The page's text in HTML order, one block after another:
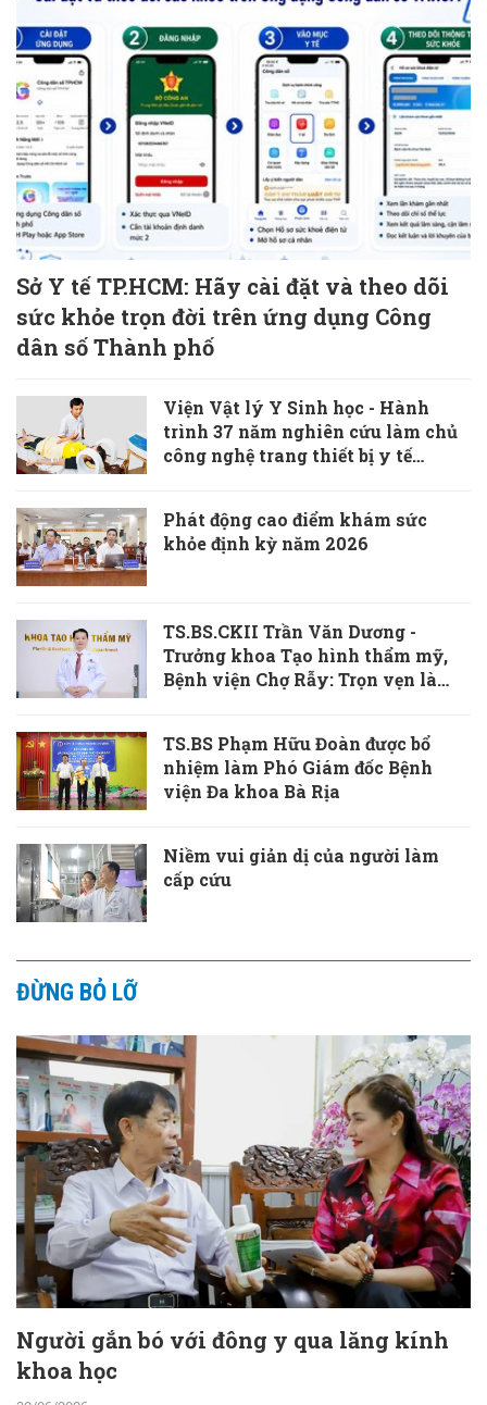
Sở Y tế TP.HCM: Hãy cài đặt và theo dõi
sức khỏe trọn đời trên ứng dụng Công
dân số Thành phố
Viện Vật lý Y Sinh học - Hành
trình 37 năm nghiên cứu làm chủ
công nghệ trang thiết bị y tế
Phát động cao điểm khám sức
khỏe định kỳ năm 2026
TS.BS.CKII Trần Văn Dương -
Trưởng khoa Tạo hình thẩm mỹ,
Bệnh viện Chợ Rẫy: Trọn vẹn là
TS.BS Phạm Hữu Đoàn được bổ
nhiệm làm Phó Giám đốc Bệnh
viện Đa khoa Bà Rịa
Niềm vui giản dị của người làm
cấp cứu
ĐỪNG BỎ LỠ
Người gắn bó với đông y qua lăng kính
khoa học